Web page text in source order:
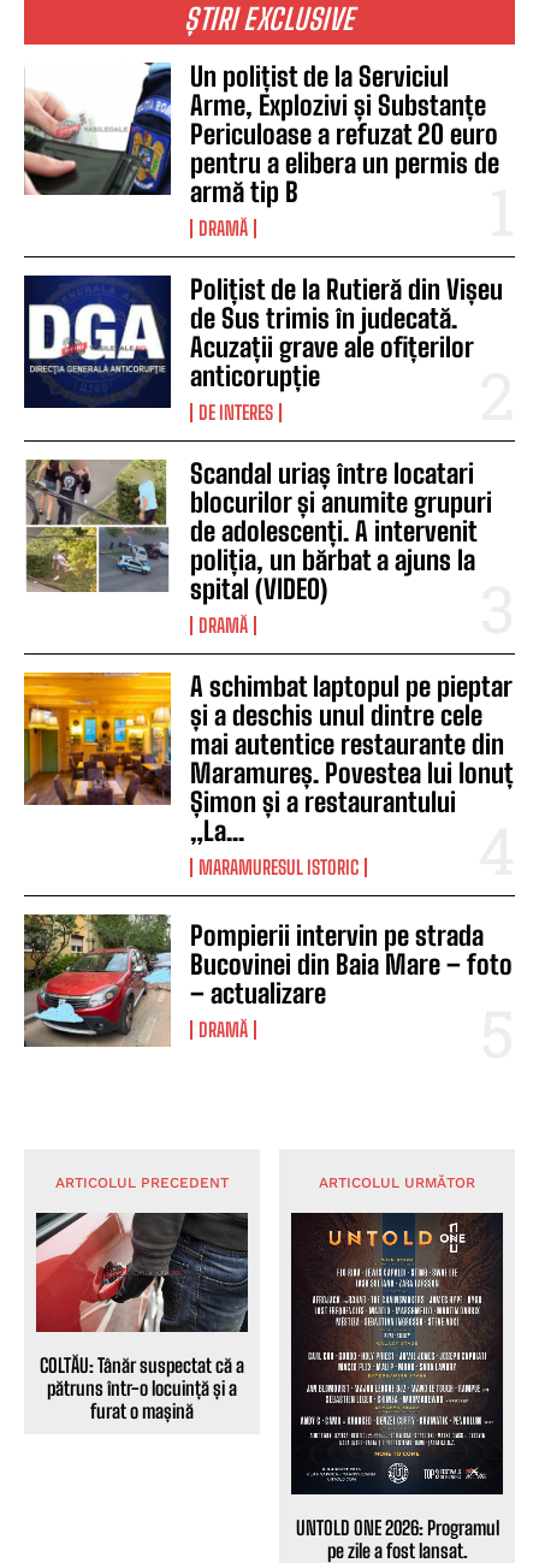
ȘTIRI EXCLUSIVE
Un polițist de la Serviciul
Arme, Explozivi și Substanțe
Periculoase a refuzat 20 euro
pentru a elibera un permis de
armă tip B
DRAMĂ
Polițist de la Rutieră din Vișeu
de Sus trimis în judecată.
Acuzații grave ale ofițerilor
anticorupție
DE INTERES
Scandal uriaș între locatari
blocurilor și anumite grupuri
de adolescenți. A intervenit
poliția, un bărbat a ajuns la
spital (VIDEO)
DRAMĂ
A schimbat laptopul pe pieptar
și a deschis unul dintre cele
mai autentice restaurante din
Maramureș. Povestea lui Ionuț
Șimon și a restaurantului
„La...
MARAMURESUL ISTORIC
Pompierii intervin pe strada
Bucovinei din Baia Mare – foto
– actualizare
DRAMĂ
ARTICOLUL PRECEDENT
COLTĂU: Tânăr suspectat că a
pătruns într-o locuință și a
furat o mașină
ARTICOLUL URMĂTOR
UNTOLD ONE 2026: Programul
pe zile a fost lansat.